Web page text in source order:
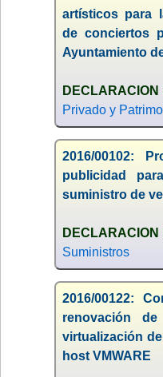
artísticos para
de conciertos
Ayuntamiento
DECLARACION
Privado y
2016/00102:
publicidad
suministro de
DECLARACION
Suministros
2016/00122:
renovación
virtualización
host VMWARE